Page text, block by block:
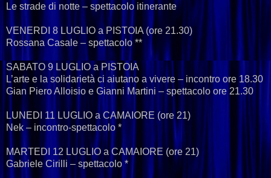
Le strade di notte – spettacolo itinerante
VENERDI 8 LUGLIO a PISTOIA (ore 21.30)
Rossana Casale – spettacolo **
SABATO 9 LUGLIO a PISTOIA
L’arte e la solidarietà ci aiutano a vivere – incontro ore 18.30
Gian Piero Alloisio e Gianni Martini – spettacolo ore 21.30
LUNEDI 11 LUGLIO a CAMAIORE (ore 21)
Nek – incontro-spettacolo *
MARTEDI 12 LUGLIO a CAMAIORE (ore 21)
Gabriele Cirilli – spettacolo *